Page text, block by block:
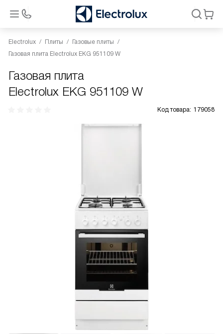
Electrolux Плиты
Газовые плиты
Газовая плита Electrolux EKG 951109 W
Газовая плита
Electrolux EKG 951109 W
Код товара: 179058